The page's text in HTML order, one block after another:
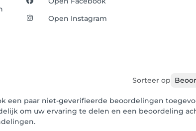
Open Instagram
Sorteer op
een paar niet-geverifieerde beoordelingen
om uw ervaring te delen en een beoordeling